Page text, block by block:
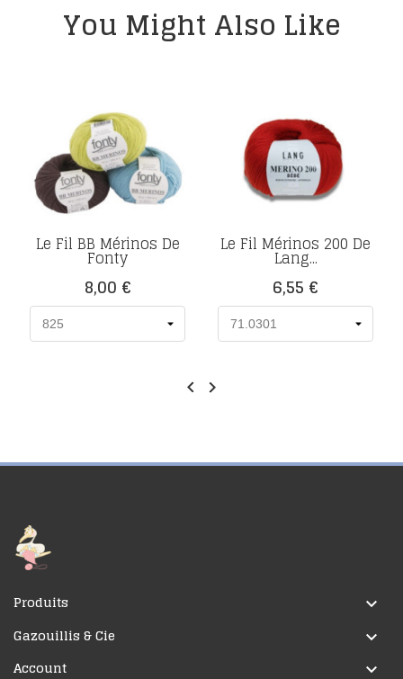
You Might Also Like
Le Fil BB Mérinos De
Fonty
Prix
8,00 €
Le Fil Mérinos 200 De
Lang...
Prix
6,55 €
 
Produits 
Gazouillis & Cie 
Account 